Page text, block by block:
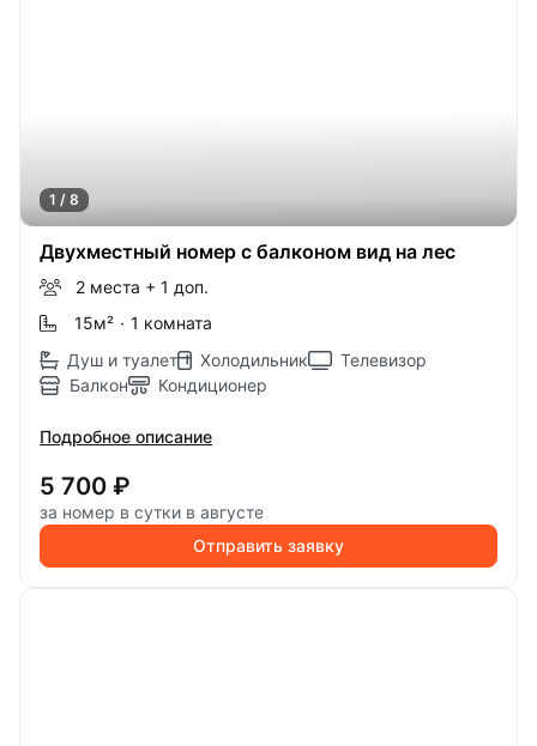
1 / 8
Двухместный номер с балконом вид на лес
2 места + 1 доп.
15м² · 1 комната
Душ и туалет
Холодильник
Телевизор
Балкон
Кондиционер
Подробное описание
5 700 ₽
за номер в сутки в августе
Отправить заявку